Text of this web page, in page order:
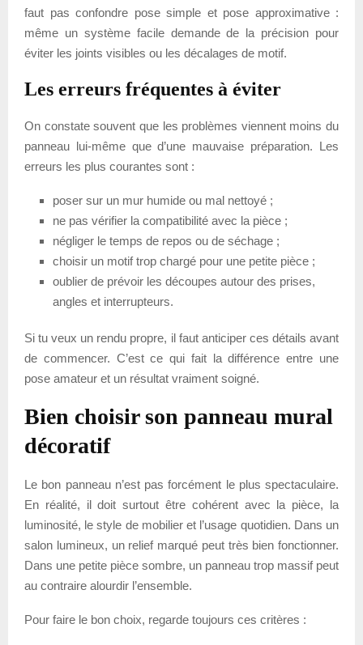
faut pas confondre pose simple et pose approximative :
même un système facile demande de la précision pour
éviter les joints visibles ou les décalages de motif.
Les erreurs fréquentes à éviter
On constate souvent que les problèmes viennent moins du
panneau lui-même que d’une mauvaise préparation. Les
erreurs les plus courantes sont :
poser sur un mur humide ou mal nettoyé ;
ne pas vérifier la compatibilité avec la pièce ;
négliger le temps de repos ou de séchage ;
choisir un motif trop chargé pour une petite pièce ;
oublier de prévoir les découpes autour des prises,
angles et interrupteurs.
Si tu veux un rendu propre, il faut anticiper ces détails avant
de commencer. C’est ce qui fait la différence entre une
pose amateur et un résultat vraiment soigné.
Bien choisir son panneau mural
décoratif
Le bon panneau n’est pas forcément le plus spectaculaire.
En réalité, il doit surtout être cohérent avec la pièce, la
luminosité, le style de mobilier et l’usage quotidien. Dans un
salon lumineux, un relief marqué peut très bien fonctionner.
Dans une petite pièce sombre, un panneau trop massif peut
au contraire alourdir l’ensemble.
Pour faire le bon choix, regarde toujours ces critères :